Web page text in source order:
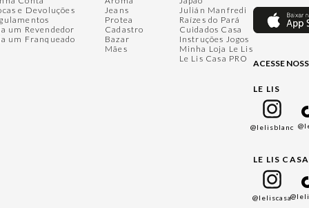
e Devoluções
um Revendedor
um Franqueado
Jeans
Protea
Cadastro
Bazar
Mães
Julián Manfredi
Raízes do Pará
Cuidados Casa
Instruções Jogos
Minha Loja Le Lis
Le Lis Casa PRO
ACESSE
LE LIS
@lelisblanc
LE LIS CASA
@leliscasa